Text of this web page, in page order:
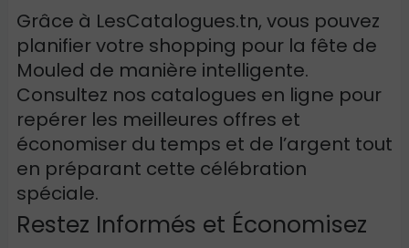
Grâce à LesCatalogues.tn, vous pouvez
planifier votre shopping pour la fête de
Mouled de manière intelligente.
Consultez nos catalogues en ligne pour
repérer les meilleures offres et
économiser du temps et de l’argent tout
en préparant cette célébration
spéciale.
Restez Informés et Économisez